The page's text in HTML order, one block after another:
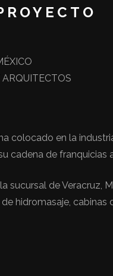
colocado en la
cadena de franquicias
sucursal de Veracruz,
hidromasaje, cabinas